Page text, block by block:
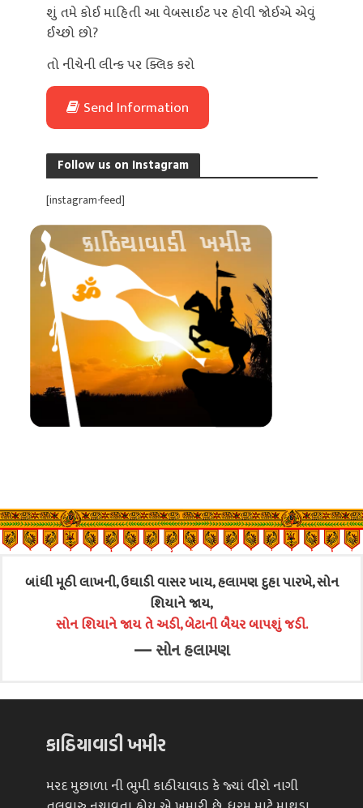
શું તમે કોઈ માહિતી આ વેબસાઈટ પર હોવી જોઈએ એવું
ઈચ્છો છો?
તો નીચેની લીન્ક પર ક્લિક કરો
Send Information
Follow us on Instagram
[instagram-feed]
બાંધી મૂઠી લાખની, ઉઘાડી વાસર ખાય, હલામણ દુહા પારખે, સોન
શિયાને જાય,
સોન શિયાને જાય તે અડી, બેટાની બૈયર બાપશું જડી.
—સોન હલામણ
કાઠિયાવાડી ખમીર
મરદ મુછાળા ની ભુમી કાઠીયાવાડ કે જ્યાં વીરો નાગી